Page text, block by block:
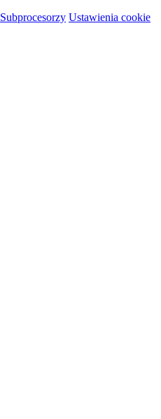
Subprocesorzy Ustawienia cookie